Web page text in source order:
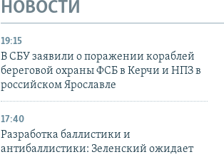
НОВОСТИ
19:15
В СБУ заявили о поражении кораблей
береговой охраны ФСБ в Керчи и НПЗ в
российском Ярославле
17:40
Разработка баллистики и
антибаллистики: Зеленский ожидает